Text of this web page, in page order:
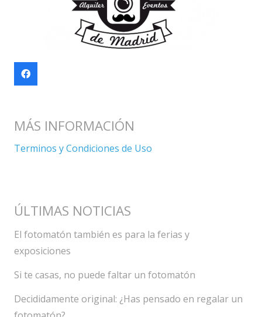
MÁS INFORMACIÓN
Terminos y Condiciones de Uso
ÚLTIMAS NOTICIAS
El fotomatón también es para la ferias y
exposiciones
Si te casas, no puede faltar un fotomatón
Decididamente original: ¿Has pensado en regalar un